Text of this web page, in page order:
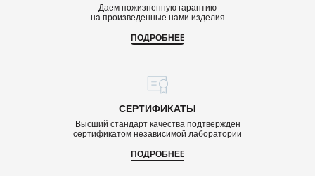
СЕРТИФИКАТЫ
Даем пожизненную гарантию
на произведенные нами изделия
Высший стандарт качества подтвержден
сертификатом независимой лаборатории
ПОДРОБНЕЕ
ПОДРОБНЕЕ